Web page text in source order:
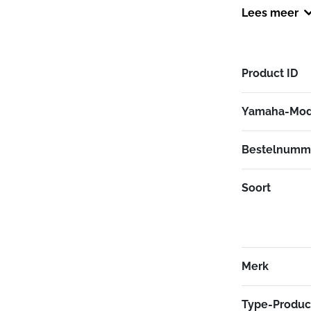
uitstraling van
voorzien van
Vanwege het
bestelde
Lees meer
Product ID
Yamaha-
Soort
Merk
Type-